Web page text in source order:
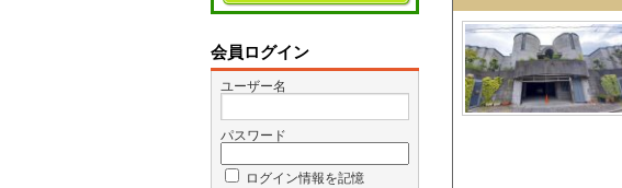
会員ログイン
ユーザー名
パスワード
ログイン情報を記憶